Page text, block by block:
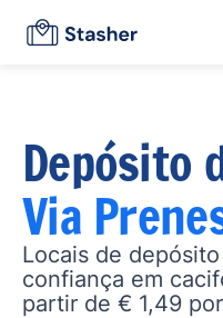
Depósito
Via
Locais de
confiança em
partir de € 1,49